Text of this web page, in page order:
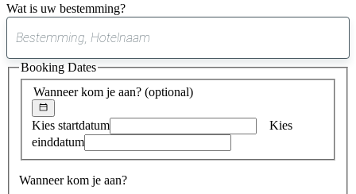
Wat is uw bestemming?
suggestie
gevonden
Wanneer kom je aan? (optional)
Kies startdatum
Kies
einddatum
Wanneer kom je aan?
Booking Dates